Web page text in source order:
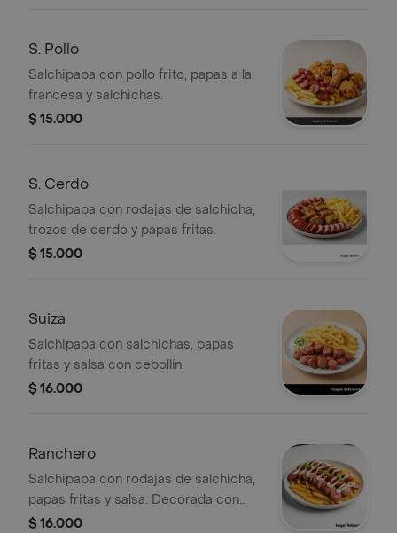
S. Pollo
Salchipapa con pollo frito, papas a la
francesa y salchichas.
$ 15.000
S. Cerdo
Salchipapa con rodajas de salchicha,
trozos de cerdo y papas fritas.
$ 15.000
Suiza
Salchipapa con salchichas, papas
fritas y salsa con cebollín.
$ 16.000
Ranchero
Salchipapa con rodajas de salchicha,
papas fritas y salsa. Decorada con
hojas de cilantro.
$ 16.000